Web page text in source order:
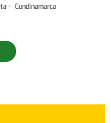
- Cundinamarca